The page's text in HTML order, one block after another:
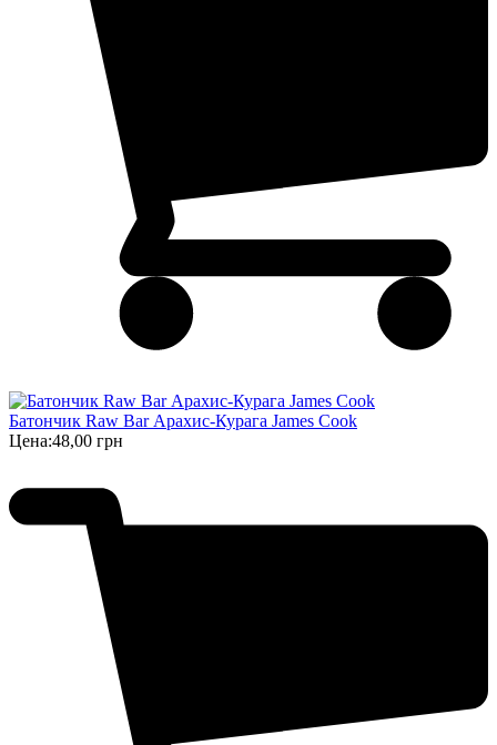
Батончик Raw Bar Арахис-Курага James Cook
Цена:48,00 грн